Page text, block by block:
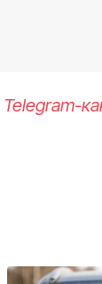
Telegram-